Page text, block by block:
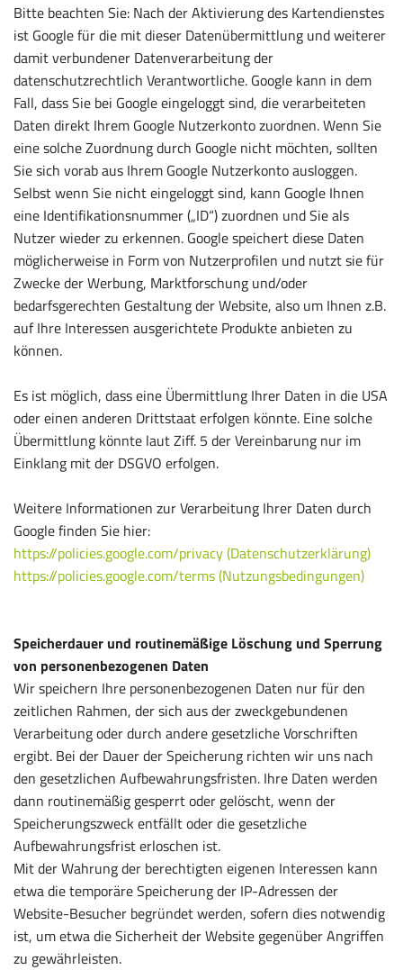
Bitte beachten Sie: Nach der Aktivierung des Kartendienstes
ist Google für die mit dieser Datenübermittlung und weiterer
damit verbundener Datenverarbeitung der
datenschutzrechtlich Verantwortliche. Google kann in dem
Fall, dass Sie bei Google eingeloggt sind, die verarbeiteten
Daten direkt Ihrem Google Nutzerkonto zuordnen. Wenn Sie
eine solche Zuordnung durch Google nicht möchten, sollten
Sie sich vorab aus Ihrem Google Nutzerkonto ausloggen.
Selbst wenn Sie nicht eingeloggt sind, kann Google Ihnen
eine Identifikationsnummer („ID“) zuordnen und Sie als
Nutzer wieder zu erkennen. Google speichert diese Daten
möglicherweise in Form von Nutzerprofilen und nutzt sie für
Zwecke der Werbung, Marktforschung und/oder
bedarfsgerechten Gestaltung der Website, also um Ihnen z.B.
auf Ihre Interessen ausgerichtete Produkte anbieten zu
können.
Es ist möglich, dass eine Übermittlung Ihrer Daten in die USA
oder einen anderen Drittstaat erfolgen könnte. Eine solche
Übermittlung könnte laut Ziff. 5 der Vereinbarung nur im
Einklang mit der DSGVO erfolgen.
Weitere Informationen zur Verarbeitung Ihrer Daten durch
Google finden Sie hier:
https://policies.google.com/privacy (Datenschutzerklärung)
https://policies.google.com/terms (Nutzungsbedingungen)
Speicherdauer und routinemäßige Löschung und Sperrung
von personenbezogenen Daten
Wir speichern Ihre personenbezogenen Daten nur für den
zeitlichen Rahmen, der sich aus der zweckgebundenen
Verarbeitung oder durch andere gesetzliche Vorschriften
ergibt. Bei der Dauer der Speicherung richten wir uns nach
den gesetzlichen Aufbewahrungsfristen. Ihre Daten werden
dann routinemäßig gesperrt oder gelöscht, wenn der
Speicherungszweck entfällt oder die gesetzliche
Aufbewahrungsfrist erloschen ist.
Mit der Wahrung der berechtigten eigenen Interessen kann
etwa die temporäre Speicherung der IP-Adressen der
Website-Besucher begründet werden, sofern dies notwendig
ist, um etwa die Sicherheit der Website gegenüber Angriffen
zu gewährleisten.